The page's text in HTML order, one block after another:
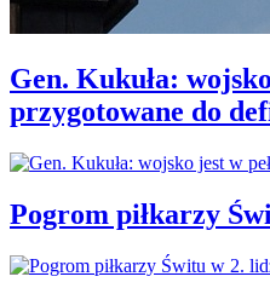
Gen. Kukuła:
przygotowane do
Pogrom piłkarzy